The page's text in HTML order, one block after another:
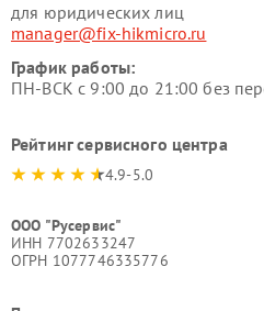
для юридических лиц
manager@fix-hikmicro.ru
График работы:
ПН-ВСК с 9:00 до 21:00 без
Рейтинг сервисного центра
4.9-5.0
ООО "Русервис"
ИНН 7702633247
ОГРН 1077746335776